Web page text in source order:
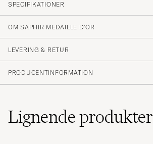
SPECIFIKATIONER
OM SAPHIR MEDAILLE D'OR
LEVERING & RETUR
PRODUCENTINFORMATION
Lignendeprodukter